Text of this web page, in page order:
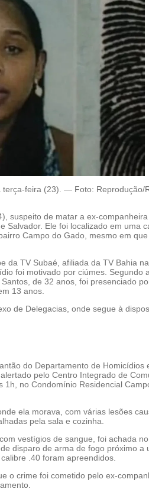
terça-feira (23). — Foto: Reprodução/
suspeito de matar a ex-
Salvador. Ele foi localizado em uma
Campo do Gado, mesmo em
da TV Subaé, afiliada da TV Bahia
foi motivado por ciúmes. Segundo
de 32 anos, foi presenciado
13 anos.
de Delegacias, onde segue à
do Departamento de Homicídios
pelo Centro Integrado de
no Condomínio Residencial
ela morava, com várias lesões
pela sala e cozinha.
vestígios de sangue, foi achada no
disparo de arma de fogo próximo a
.40 foram apreendidos.
o crime foi cometido pelo ex-